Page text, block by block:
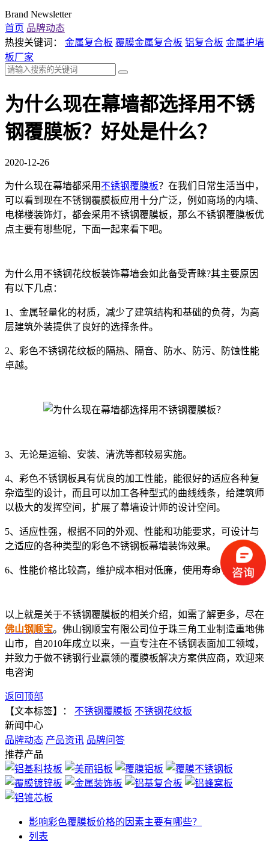
Brand Newsletter
首页 品牌动态
热搜关键词：
金属复合板 覆膜金属复合板 铝复合板 金属护墙
板厂家
为什么现在幕墙都选择用不锈
钢覆膜板？好处是什么？
2020-12-26
为什么现在幕墙都采用 不锈钢覆膜板？在我们日常生活当中，
可以看到现在不锈钢覆膜板应用十分广泛，例如商场的内墙、
电梯楼装饰灯，都会采用不锈钢覆膜板，那么不锈钢覆膜板优
点主要有哪些呢，下面一起来看下吧。
为什么用不锈钢花纹板装饰幕墙会如此备受青睐?其主要原因
有以下几点：
1、金属轻量化的材质，减少了建筑结构和基础的负荷，为高
层建筑外装提供了良好的选择条件。
2、彩色不锈钢花纹板的隔热、隔音、防水、防污、防蚀性能
卓越。
3、无论是运输、安装、清洗等都较易实施。
4、彩色不锈钢板具有优良的加工性能，能很好的适应各种复
杂造型的设计，而且可以加工各种型式的曲线线条，给建筑师
以极大的发挥空间，扩展了幕墙设计师的设计空间。
5、适应性强，根据不同的外观、性能和功能要求，可设计与
之适应的各种类型的彩色不锈钢板幕墙装饰效果。
6、性能价格比较高，维护成本相对低廉，使用寿命长。
以上就是关于不锈钢覆膜板的相关介绍，如需了解更多，尽在
佛山钢顺宝。佛山钢顺宝有限公司位于珠三角工业制造重地佛
山市，自2010年成立以来，一直专注在不锈钢表面加工领域，
并致力于做不锈钢行业赢领的覆膜板解决方案供应商，欢迎来
电咨询
返回顶部
【文本标签】：
不锈钢覆膜板 不锈钢花纹板
新闻中心
品牌动态 产品资讯 品牌问答
推荐产品
影响彩色覆膜板价格的因素主要有哪些？
列表